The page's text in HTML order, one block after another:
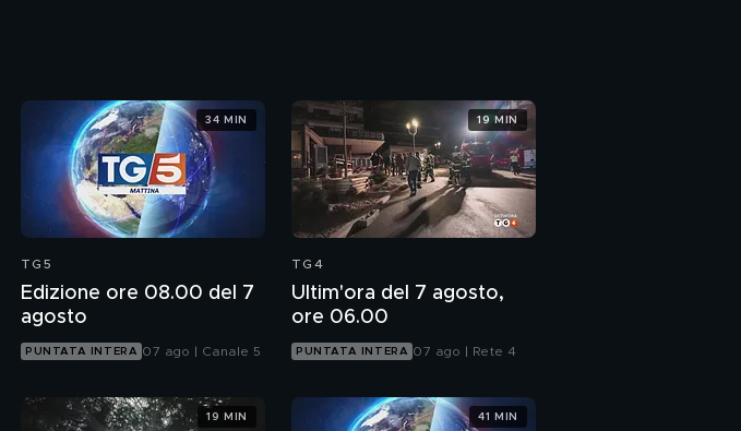
TG5
Edizione ore 08.00 del 7
agosto
PUNTATA INTERA 07 ago | Canale 5
34 MIN
TG4
Ultim'ora del 7 agosto,
ore 06.00
PUNTATA INTERA 07 ago | Rete 4
19 MIN
19 MIN 41 MIN